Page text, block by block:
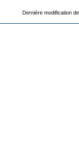
Dernière modification